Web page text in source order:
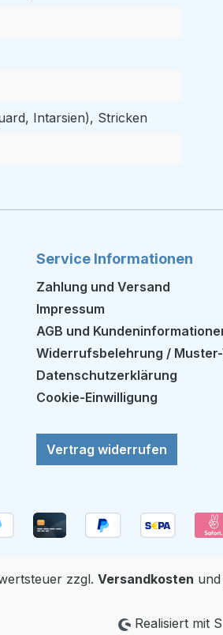
Intarsien), Stricken
Service Informationen
Zahlung und Versand
Impressum
AGB und
Widerrufsbelehrung /
Datenschutzerklärung
Cookie-Einwilligung
Vertrag widerrufen
zzgl. Versandkosten
Realisiert mit